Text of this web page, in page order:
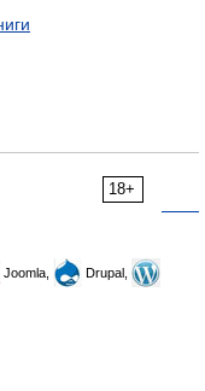
18+
Joomla,
Drupal,